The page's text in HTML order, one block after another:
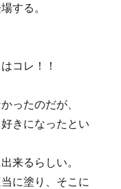
する。
コレ！！
ったのだが、
きになったとい
来るらしい。
に塗り、そこに